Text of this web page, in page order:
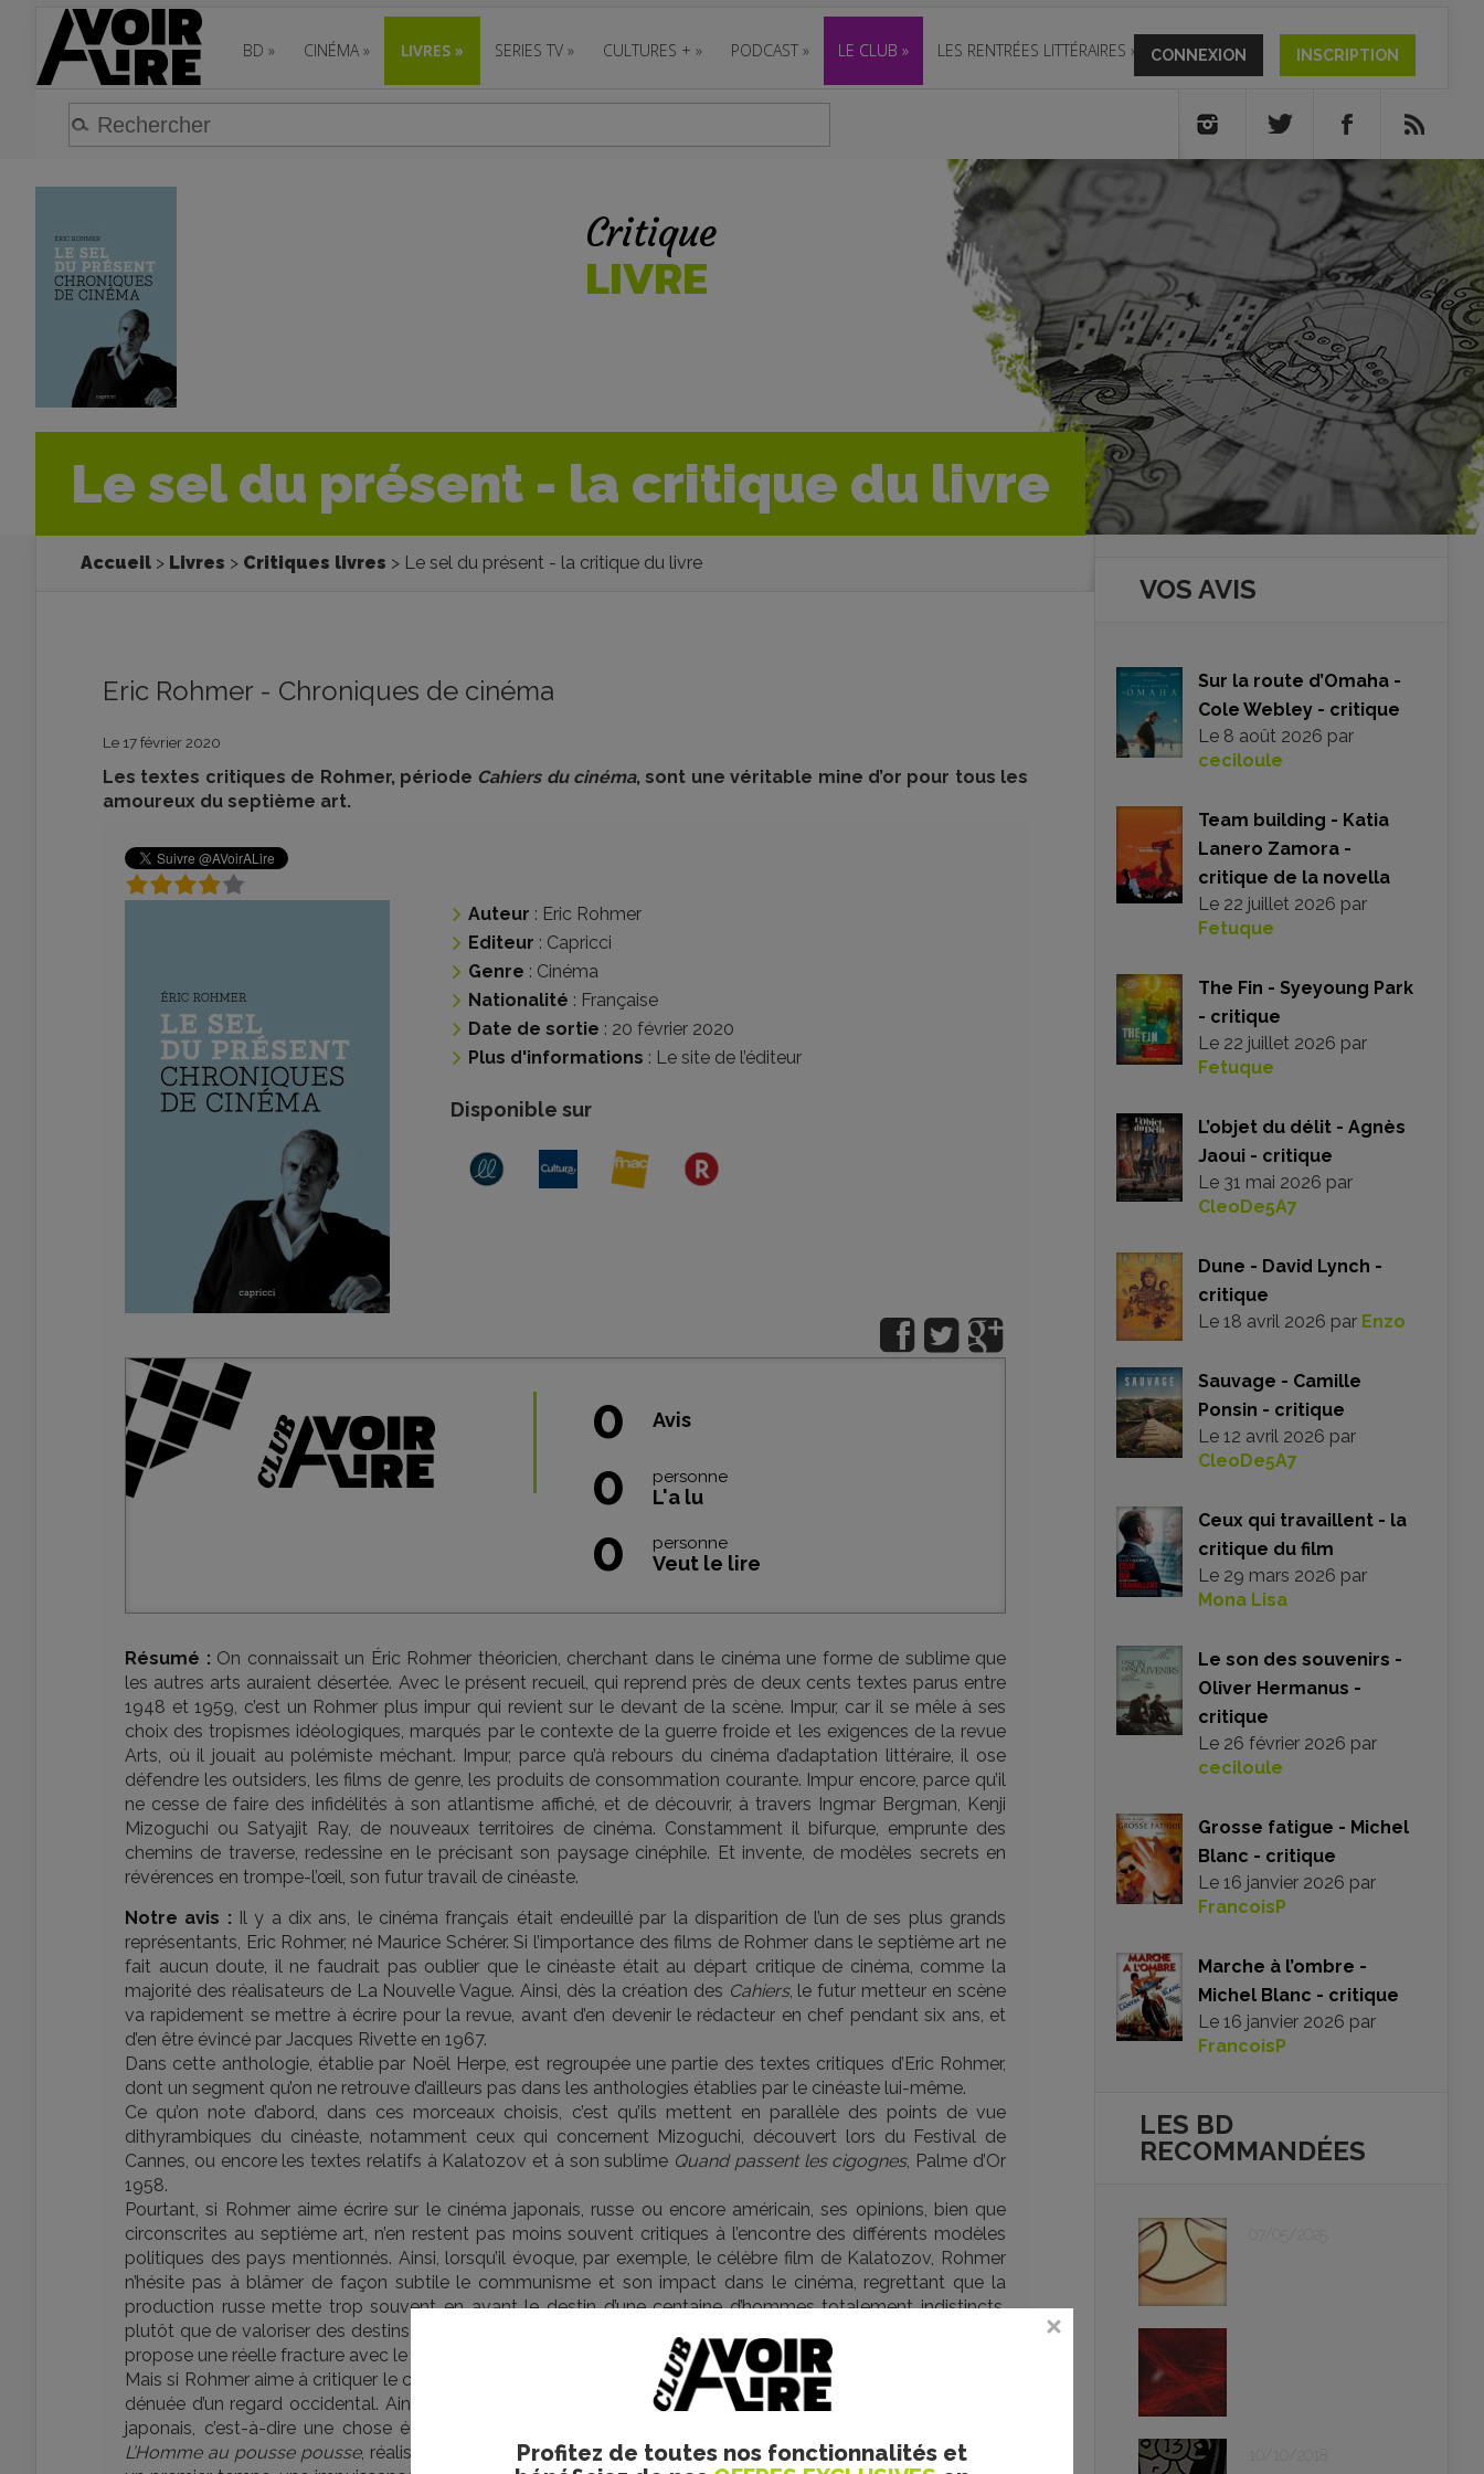
BD » CINÉMA » LIVRES » SERIES TV » CULTURES + » PODCAST » LE CLUB » LES RENTRÉES LITTÉRAIRES » CONNEXION INSCRIPTION
Profitez de toutes nos fonctionnalités et
Critique
LIVRE
Le sel du présent - la critique du livre
Accueil Livres Critiques livres Le sel du présent - la critique du livre
Eric Rohmer - Chroniques de cinéma
Le 17 février 2020
Les textes critiques de Rohmer, période Cahiers du cinéma, sont une véritable mine d’or pour tous les
amoureux du septième art.
Auteur : Eric Rohmer
Editeur : Capricci
Genre : Cinéma
Nationalité : Française
Date de sortie : 20 février 2020
Plus d'informations : Le site de l’éditeur
Disponible sur
0 Avis
0 personne
L'a lu
0 personne
Veut le lire
Résumé : On connaissait un Éric Rohmer théoricien, cherchant dans le cinéma une forme de sublime que
les autres arts auraient désertée. Avec le présent recueil, qui reprend près de deux cents textes parus entre
1948 et 1959, c’est un Rohmer plus impur qui revient sur le devant de la scène. Impur, car il se mêle à ses
choix des tropismes idéologiques, marqués par le contexte de la guerre froide et les exigences de la revue
Arts, où il jouait au polémiste méchant. Impur, parce qu’à rebours du cinéma d’adaptation littéraire, il ose
défendre les outsiders, les films de genre, les produits de consommation courante. Impur encore, parce qu’il
ne cesse de faire des infidélités à son atlantisme affiché, et de découvrir, à travers Ingmar Bergman, Kenji
Mizoguchi ou Satyajit Ray, de nouveaux territoires de cinéma. Constamment il bifurque, emprunte des
chemins de traverse, redessine en le précisant son paysage cinéphile. Et invente, de modèles secrets en
révérences en trompe-l’œil, son futur travail de cinéaste.
Notre avis : Il y a dix ans, le cinéma français était endeuillé par la disparition de l’un de ses plus grands
représentants, Eric Rohmer, né Maurice Schérer. Si l’importance des films de Rohmer dans le septième art ne
fait aucun doute, il ne faudrait pas oublier que le cinéaste était au départ critique de cinéma, comme la
majorité des réalisateurs de La Nouvelle Vague. Ainsi, dès la création des Cahiers, le futur metteur en scène
va rapidement se mettre à écrire pour la revue, avant d’en devenir le rédacteur en chef pendant six ans, et
d’en être évincé par Jacques Rivette en 1967.
Dans cette anthologie, établie par Noël Herpe, est regroupée une partie des textes critiques d’Eric Rohmer,
dont un segment qu’on ne retrouve d’ailleurs pas dans les anthologies établies par le cinéaste lui-même.
Ce qu’on note d’abord, dans ces morceaux choisis, c’est qu’ils mettent en parallèle des points de vue
dithyrambiques du cinéaste, notamment ceux qui concernent Mizoguchi, découvert lors du Festival de
Cannes, ou encore les textes relatifs à Kalatozov et à son sublime Quand passent les cigognes, Palme d’Or
1958.
Pourtant, si Rohmer aime écrire sur le cinéma japonais, russe ou encore américain, ses opinions, bien que
circonscrites au septième art, n’en restent pas moins souvent critiques à l’encontre des différents modèles
politiques des pays mentionnés. Ainsi, lorsqu’il évoque, par exemple, le célèbre film de Kalatozov, Rohmer
n’hésite pas à blâmer de façon subtile le communisme et son impact dans le cinéma, regrettant que la
production russe mette trop souvent en avant le destin d’une centaine d’hommes totalement indistincts,
plutôt que de valoriser des destins individuels. C’est d’ailleurs ce qui le séduira dans le film de Kalatozov, qui
propose une réelle fracture avec le cinéma soviétique de l’époque, car il évoque le trajet d’une héroïne.
Mais si Rohmer aime à critiquer le communisme, son appréhension de la culture japonaise n’est pas non plus
dénuée d’un regard occidental. Ainsi, il écrira : "Il fut un temps - très bref- où un film japonais était d’abord
japonais, c’est-à-dire une chose étrange, exotique, répugnant à nos critères" (début de sa chronique de
L’Homme au pousse pousse, réalisé par Iroshi Inagaki). En employant ces termes, Eric Rohmer avoue, dans
VOS AVIS
Sur la route d’Omaha -
Cole Webley - critique
Le 8 août 2026 par
ceciloule
Team building - Katia
Lanero Zamora -
critique de la novella
Le 22 juillet 2026 par
Fetuque
The Fin - Syeyoung Park
- critique
Le 22 juillet 2026 par
Fetuque
L’objet du délit - Agnès
Jaoui - critique
Le 31 mai 2026 par
CleoDe5A7
Dune - David Lynch -
critique
Le 18 avril 2026 par Enzo
Sauvage - Camille
Ponsin - critique
Le 12 avril 2026 par
CleoDe5A7
Ceux qui travaillent - la
critique du film
Le 29 mars 2026 par
Mona Lisa
Le son des souvenirs -
Oliver Hermanus -
critique
Le 26 février 2026 par
ceciloule
Grosse fatigue - Michel
Blanc - critique
Le 16 janvier 2026 par
FrancoisP
Marche à l’ombre -
Michel Blanc - critique
Le 16 janvier 2026 par
FrancoisP
LES BD
RECOMMANDÉES
10/10/2018